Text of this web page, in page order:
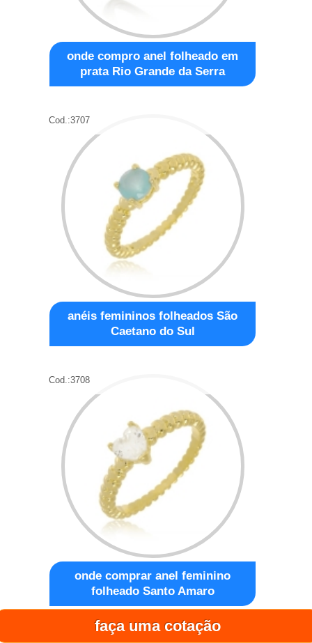
faça uma cotação
onde compro anel folheado em
prata Rio Grande da Serra
Cod.:3707
anéis femininos folheados São
Caetano do Sul
Cod.:3708
onde comprar anel feminino
folheado Santo Amaro
Cod.:3709